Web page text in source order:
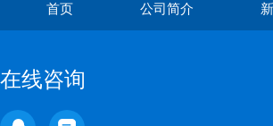
首页 公司简介
在线咨询